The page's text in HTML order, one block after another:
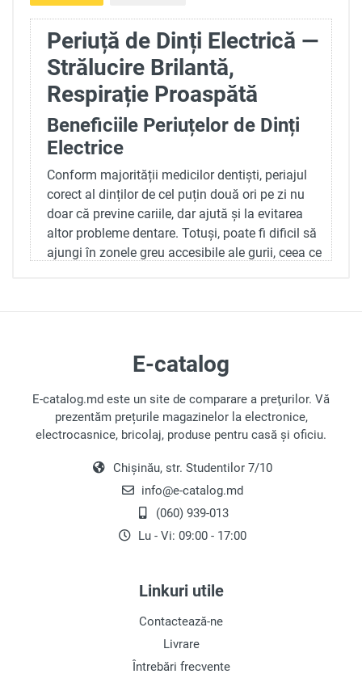
Periuță de Dinți Electrică —
Strălucire Brilantă,
Respirație Proaspătă
Beneficiile Periuțelor de Dinți
Electrice
Conform majorității medicilor dentiști, periajul
corect al dinților de cel puțin două ori pe zi nu
doar că previne cariile, dar ajută și la evitarea
altor probleme dentare. Totuși, poate fi dificil să
ajungi în zonele greu accesibile ale gurii, ceea ce
Alegerea Periuței de Dinți
Periuțele de dinți electrice pot fi împărțite în trei
tipuri principale, bazate pe principiul de
Periuțele Rotative : Aceste periuțe utilizează
mișcări de rotație sau vibrație pentru a
curăța eficient placa de pe dinți. Datorită
vitezei lor ridicate, sunt eficiente și, în
Periuțele Sonice
: Acestea funcționează prin
transmiterea vibrațiilor sonore la capul
periuței, curățând rapid și eficient placa. De
asemenea, îmbunătățesc sănătatea
gingiilor prin reducerea sângerării, datorită
E-catalog
E-catalog.md este un site de comparare a preţurilor. Vă
prezentăm prețurile magazinelor la electronice,
electrocasnice, bricolaj, produse pentru casă și oficiu.
Chișinău, str. Studentilor 7/10
info@e-catalog.md
(060) 939-013
Lu - Vi: 09:00 - 17:00
Linkuri utile
Contactează-ne
Livrare
Întrebări frecvente